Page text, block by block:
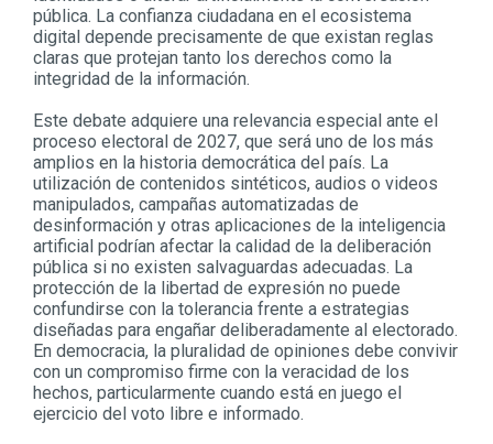
pública. La confianza ciudadana en el ecosistema
digital depende precisamente de que existan reglas
claras que protejan tanto los derechos como la
integridad de la información.
Este debate adquiere una relevancia especial ante el
proceso electoral de 2027, que será uno de los más
amplios en la historia democrática del país. La
utilización de contenidos sintéticos, audios o videos
manipulados, campañas automatizadas de
desinformación y otras aplicaciones de la inteligencia
artificial podrían afectar la calidad de la deliberación
pública si no existen salvaguardas adecuadas. La
protección de la libertad de expresión no puede
confundirse con la tolerancia frente a estrategias
diseñadas para engañar deliberadamente al electorado.
En democracia, la pluralidad de opiniones debe convivir
con un compromiso firme con la veracidad de los
hechos, particularmente cuando está en juego el
ejercicio del voto libre e informado.